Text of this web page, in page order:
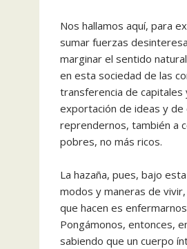
Nos hallamos aquí, para
sumar fuerzas
marginar el sentido
en esta sociedad de las
transferencia de capitales
exportación de ideas y
reprendernos, también a
pobres, no más ricos.
La hazaña, pues, bajo
modos y maneras de
que hacen es
Pongámonos, entonces,
sabiendo que un cuerpo